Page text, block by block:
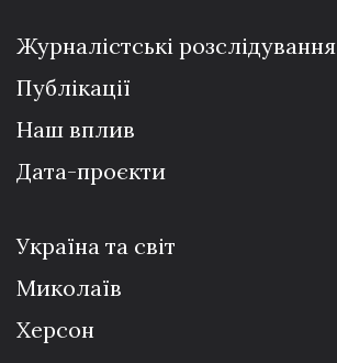
Журналістські розслідування
Публікації
Наш вплив
Дата-проєкти
Україна та світ
Миколаїв
Херсон